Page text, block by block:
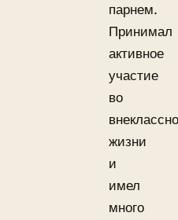
парнем.
Принимал
активное
участие
во
жизни
и
имел
много